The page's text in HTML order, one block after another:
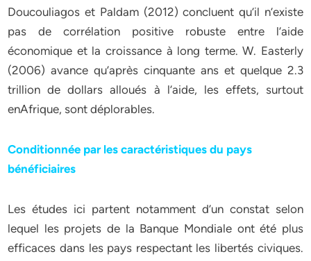
Doucouliagos et Paldam (2012) concluent qu’il n’existe
pas de corrélation positive robuste entre l’aide
économique et la croissance à long terme. W. Easterly
(2006) avance qu’après cinquante ans et quelque 2.3
trillion de dollars alloués à l’aide, les effets, surtout
enAfrique, sont déplorables.
Conditionnée par les caractéristiques du pays
bénéficiaires
Les études ici partent notamment d’un constat selon
lequel les projets de la Banque Mondiale ont été plus
efficaces dans les pays respectant les libertés civiques.